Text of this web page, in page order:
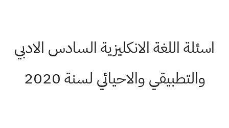
اسئلة اللغة الانكليزية السادس الادبي
والتطبيقي والاحيائي لسنة 2020